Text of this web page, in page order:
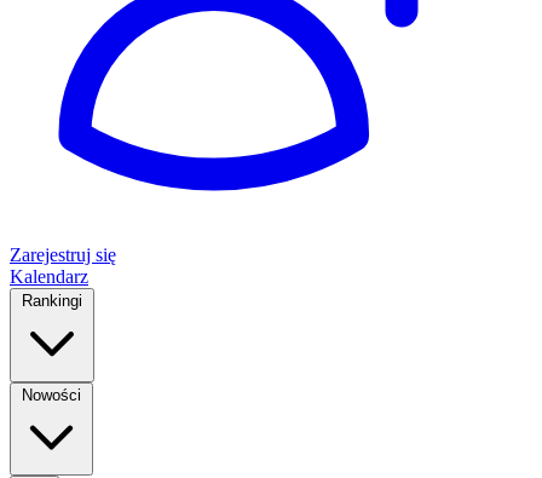
Zarejestruj się
Kalendarz
Rankingi
Nowości